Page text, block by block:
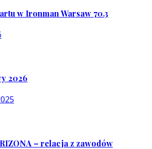
w Ironman Warsaw 70.3
2026
– relacja z zawodów